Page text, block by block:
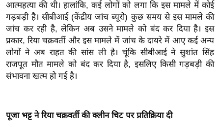
सा
हि
त्य
ज
ग
त
व
आत्महत्या की थी। हालांकि, कई लोगों को लगा कि इस मामले में कोई
गड़बड़ी है। सीबीआई (केंद्रीय जांच ब्यूरो) कुछ समय से इस मामले की
जांच कर रही है, लेकिन अब उसने मामले को बंद कर दिया है। इस
प्रकार, रिया चक्रवर्ती और इस मामले में जांच के दायरे में आए कई अन्य
लोगों ने अब राहत की सांस ली है। चूंकि सीबीआई ने सुशांत सिंह
राजपूत मौत मामले को बंद कर दिया है, इसलिए किसी गड़बड़ी की
संभावना खत्म हो गई है।
पूजा भट्ट ने रिया चक्रवर्ती की क्लीन चिट पर प्रतिक्रिया दी